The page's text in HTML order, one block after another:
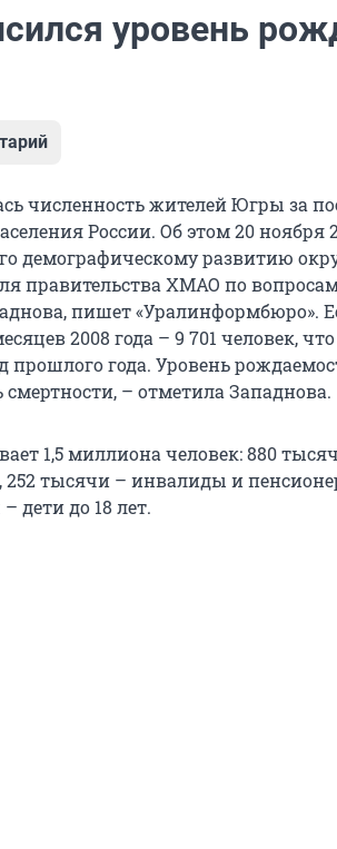
уровень
численность жителей Югры за
России. Об этом 20 ноября
демографическому развитию
правительства ХМАО по
пишет «Уралинформбюро».
2008 года – 9 701 человек,
прошлого года. Уровень
– отметила Западнова.
1,5 миллиона человек: 880
252 тысячи – инвалиды и
дети до 18 лет.